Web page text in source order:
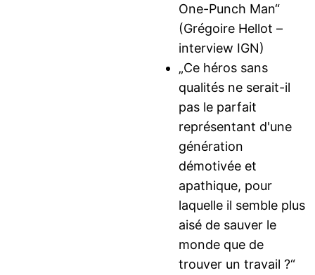
One-Punch Man“
(Grégoire Hellot –
interview IGN)
„Ce héros sans
qualités ne serait-il
pas le parfait
représentant d'une
génération
démotivée et
apathique, pour
laquelle il semble plus
aisé de sauver le
monde que de
trouver un travail ?“